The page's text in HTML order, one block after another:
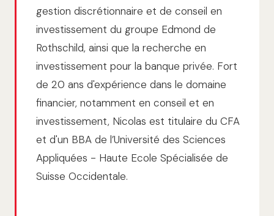
gestion discrétionnaire et de conseil en
investissement du groupe Edmond de
Rothschild, ainsi que la recherche en
investissement pour la banque privée. Fort
de 20 ans d'expérience dans le domaine
financier, notamment en conseil et en
investissement, Nicolas est titulaire du CFA
et d'un BBA de l’Université des Sciences
Appliquées - Haute Ecole Spécialisée de
Suisse Occidentale.